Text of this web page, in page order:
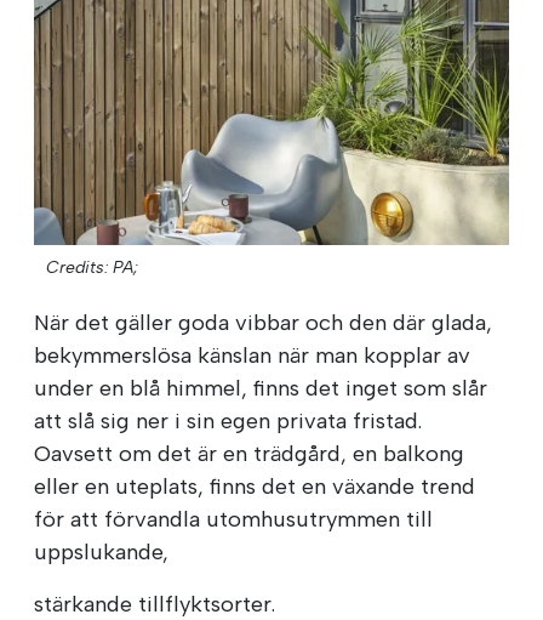
Credits: PA;
När det gäller goda vibbar och den där glada,
bekymmerslösa känslan när man kopplar av
under en blå himmel, finns det inget som slår
att slå sig ner i sin egen privata fristad.
Oavsett om det är en trädgård, en balkong
eller en uteplats, finns det en växande trend
för att förvandla utomhusutrymmen till
uppslukande,
stärkande tillflyktsorter.